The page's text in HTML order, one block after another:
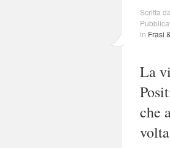
Scritta
in Frasi
La
che